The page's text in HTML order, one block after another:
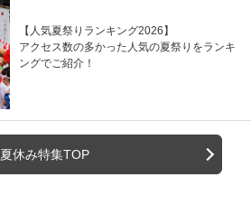
【人気夏祭りランキング2026】
アクセス数の多かった人気の夏祭りをランキ
ングでご紹介！
夏休み特集TOP